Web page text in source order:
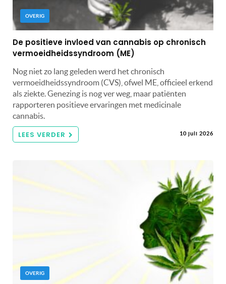
OVERIG
De positieve invloed van cannabis op chronisch
vermoeidheidssyndroom (ME)
Nog niet zo lang geleden werd het chronisch
vermoeidheidssyndroom (CVS), ofwel ME, officieel erkend
als ziekte. Genezing is nog ver weg, maar patiënten
rapporteren positieve ervaringen met medicinale
cannabis.
LEES VERDER 10 juli 2026
OVERIG